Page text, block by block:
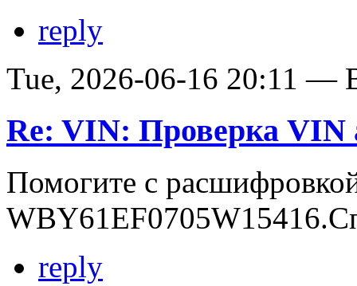
reply
Tue, 2026-06-16 20:11 —
Re: VIN: Проверка VIN
Помогите с
reply